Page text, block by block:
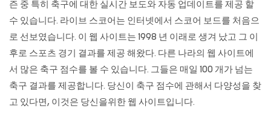
즌 중 특히 축구에 대한 실시간 보도와 자동 업데이트를 제공 할
수 있습니다. 라이브 스코어는 인터넷에서 스코어 보드를 처음으
로 선보였습니다. 이 웹 사이트는 1998 년 이래로 생겨 났고 그 이
후로 스포츠 경기 결과를 제공 해왔다. 다른 나라의 웹 사이트에
서 많은 축구 점수를 볼 수 있습니다. 그들은 매일 100 개가 넘는
축구 결과를 제공합니다. 당신이 축구 점수에 관해서 다양성을 찾
고 있다면, 이것은 당신을위한 웹 사이트입니다.